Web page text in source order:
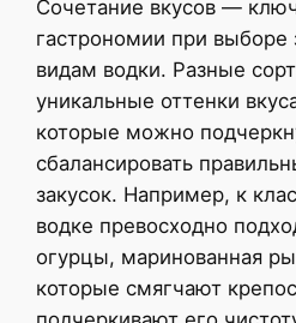
Сочетание вкусов —
гастрономии при выборе
видам водки. Разные
уникальные оттенки
которые можно
сбалансировать
закусок. Например, к
водке превосходно
огурцы, маринованная
которые смягчают